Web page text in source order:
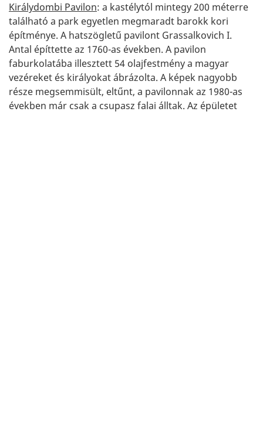
Királydombi Pavilon: a kastélytól mintegy 200 méterre
található a park egyetlen megmaradt barokk kori
építménye. A hatszögletű pavilont Grassalkovich I.
Antal építtette az 1760-as években. A pavilon
faburkolatába illesztett 54 olajfestmény a magyar
vezéreket és királyokat ábrázolta. A képek nagyobb
része megsemmisült, eltűnt, a pavilonnak az 1980-as
években már csak a csupasz falai álltak. Az épületet